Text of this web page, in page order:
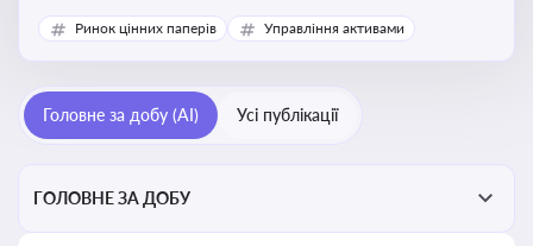
комунальними та корпоративними активами, для
юристів і керівників, які відповідають за збереження
Ринок цінних паперів Управління активами
Головне за добу (AI) Усі публікації
ГОЛОВНЕ ЗА ДОБУ